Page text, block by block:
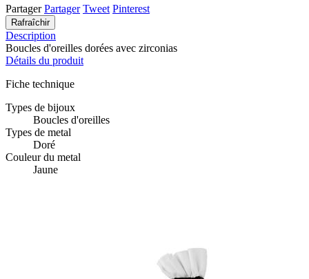
Partager Partager Tweet Pinterest
Description
Boucles d'oreilles dorées avec zirconias
Détails du produit
Fiche technique
Types de bijoux
Boucles d'oreilles
Types de metal
Doré
Couleur du metal
Jaune